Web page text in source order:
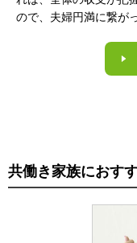
ので、夫婦円満に繋が
共働き家族におす